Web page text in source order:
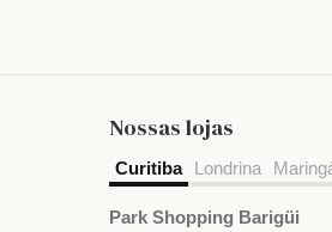
Nossas lojas
Curitiba Londrina
Park Shopping Barigüi